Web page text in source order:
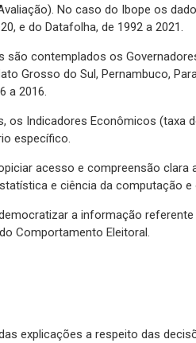
No caso do Ibope os
e do Datafolha, de 1992 a 2021.
são contemplados os
Grosso do Sul, Pernambuco,
a 2016.
os Indicadores Econômicos (taxa
específico.
acesso e compreensão clara
e ciência da computação e
a informação
Comportamento Eleitoral.
explicações a respeito das